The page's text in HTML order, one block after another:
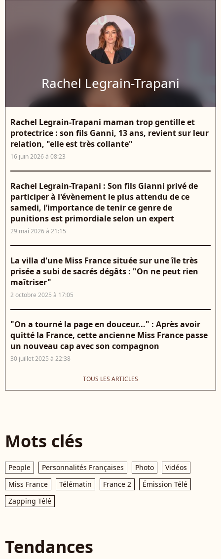
Rachel Legrain-Trapani
Rachel Legrain-Trapani maman trop gentille et
protectrice : son fils Ganni, 13 ans, revient sur leur
relation, "elle est très collante"
16 juin 2026 à 08:23
Rachel Legrain-Trapani : Son fils Gianni privé de
participer à l'évènement le plus attendu de ce
samedi, l’importance de tenir ce genre de
punitions est primordiale selon un expert
29 mai 2026 à 21:15
La villa d'une Miss France située sur une île très
prisée a subi de sacrés dégâts : "On ne peut rien
maîtriser"
2 octobre 2025 à 17:05
"On a tourné la page en douceur..." : Après avoir
quitté la France, cette ancienne Miss France passe
un nouveau cap avec son compagnon
30 juillet 2025 à 22:38
TOUS LES ARTICLES
Mots clés
People Personnalités Françaises Photo
Vidéos
Miss France
Télématin France 2
Émission Télé
Zapping Télé
Tendances